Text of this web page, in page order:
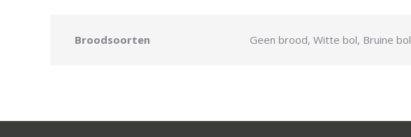
Broodsoorten Geen brood, Witte bol, Bruine bol